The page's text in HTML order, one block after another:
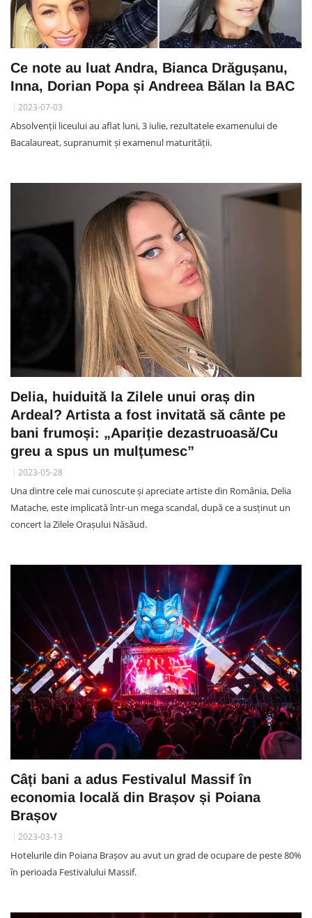
Ce note au luat Andra, Bianca Drăgușanu,
Inna, Dorian Popa și Andreea Bălan la BAC
2023-07-03
Absolvenții liceului au aflat luni, 3 iulie, rezultatele examenului de
Bacalaureat, supranumit și examenul maturității.
Delia, huiduită la Zilele unui oraș din
Ardeal? Artista a fost invitată să cânte pe
bani frumoși: „Apariție dezastruoasă/Cu
greu a spus un mulțumesc”
2023-05-28
Una dintre cele mai cunoscute şi apreciate artiste din România, Delia
Matache, este implicată într-un mega scandal, după ce a susţinut un
concert la Zilele Orașului Năsăud.
Câți bani a adus Festivalul Massif în
economia locală din Brașov și Poiana
Brașov
2023-03-13
Hotelurile din Poiana Brașov au avut un grad de ocupare de peste 80%
în perioada Festivalului Massif.